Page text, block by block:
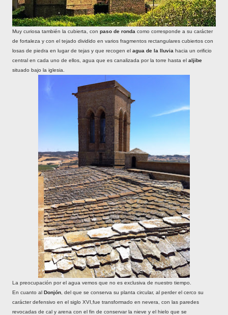
Muy curiosa también la cubierta, con paso de ronda como corresponde a su carácter
de fortaleza y con el tejado dividido en varios fragmentos rectangulares cubiertos con
losas de piedra en lugar de tejas y que recogen el agua de la lluvia hacia un orificio
central en cada uno de ellos, agua que es canalizada por la torre hasta el aljibe
situado bajo la iglesia.
La preocupación por el agua vemos que no es exclusiva de nuestro tiempo.
En cuanto al Donjón , del que se conserva su planta circular, al perder el cerco su
carácter defensivo en el siglo XVI,fue transformado en nevera, con las paredes
revocadas de cal y arena con el fin de conservar la nieve y el hielo que se